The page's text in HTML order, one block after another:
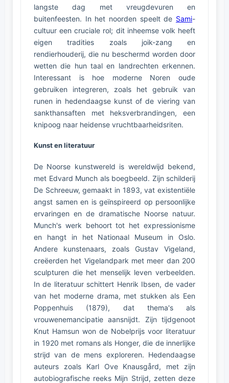
langste dag met vreugdevuren en
buitenfeesten. In het noorden speelt de Sami-
cultuur een cruciale rol; dit inheemse volk heeft
eigen tradities zoals joik-zang en
rendierhouderij, die nu beschermd worden door
wetten die hun taal en landrechten erkennen.
Interessant is hoe moderne Noren oude
gebruiken integreren, zoals het gebruik van
runen in hedendaagse kunst of de viering van
sankthansaften met heksverbrandingen, een
knipoog naar heidense vruchtbaarheidsriten.
Kunst en literatuur
De Noorse kunstwereld is wereldwijd bekend,
met Edvard Munch als boegbeeld. Zijn schilderij
De Schreeuw, gemaakt in 1893, vat existentiële
angst samen en is geïnspireerd op persoonlijke
ervaringen en de dramatische Noorse natuur.
Munch's werk behoort tot het expressionisme
en hangt in het Nationaal Museum in Oslo.
Andere kunstenaars, zoals Gustav Vigeland,
creëerden het Vigelandpark met meer dan 200
sculpturen die het menselijk leven verbeelden.
In de literatuur schittert Henrik Ibsen, de vader
van het moderne drama, met stukken als Een
Poppenhuis (1879), dat thema's als
vrouwenemancipatie aansnijdt. Zijn tijdgenoot
Knut Hamsun won de Nobelprijs voor literatuur
in 1920 met romans als Honger, die de innerlijke
strijd van de mens exploreren. Hedendaagse
auteurs zoals Karl Ove Knausgård, met zijn
autobiografische reeks Mijn Strijd, zetten deze